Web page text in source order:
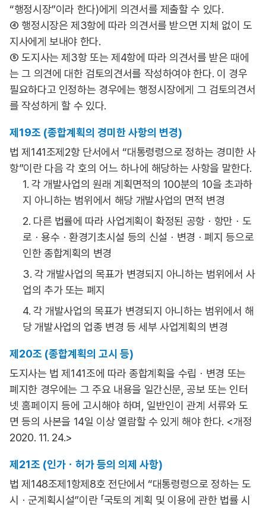
“행정시장”이라 한다)에게 의견서를 제출할 수 있다.
④ 행정시장은 제3항에 따라 의견서를 받으면 지체 없이 도
지사에게 보내야 한다.
⑤ 도지사는 제3항 또는 제4항에 따라 의견서를 받은 때에
는 그 의견에 대한 검토의견서를 작성하여야 한다. 이 경우
필요하다고 인정하는 경우에는 행정시장에게 그 검토의견서
를 작성하게 할 수 있다.
제19조 (종합계획의 경미한 사항의 변경)
법 제141조제2항 단서에서 “대통령령으로 정하는 경미한 사
항”이란 다음 각 호의 어느 하나에 해당하는 사항을 말한다.
1. 각 개발사업의 원래 계획면적의 100분의 10을 초과하
지 아니하는 범위에서 해당 개발사업의 면적 변경
2. 다른 법률에 따라 사업계획이 확정된 공항ㆍ항만ㆍ도
로ㆍ용수ㆍ환경기초시설 등의 신설ㆍ변경ㆍ폐지 등으로
인한 종합계획의 변경
3. 각 개발사업의 목표가 변경되지 아니하는 범위에서 사
업의 추가 또는 폐지
4. 각 개발사업의 목표가 변경되지 아니하는 범위에서 해
당 개발사업의 업종 변경 등 세부 사업계획의 변경
제20조 (종합계획의 고시 등)
도지사는 법 제141조에 따라 종합계획을 수립ㆍ변경 또는
폐지한 경우에는 그 주요 내용을 일간신문, 공보 또는 인터
넷 홈페이지 등에 고시해야 하며, 일반인이 관계 서류와 도
면 등의 사본을 14일 이상 열람할 수 있게 해야 한다. <개정
2020. 11. 24.>
제21조 (인가ㆍ허가 등의 의제 사항)
법 제148조제1항제8호 전단에서 “대통령령으로 정하는 도
시ㆍ군계획시설”이란 「국토의 계획 및 이용에 관한 법률 시